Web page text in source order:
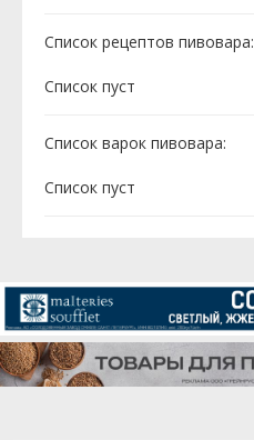
Список рецептов пивовара:
Cписок пуст
Список варок пивовара:
Cписок пуст